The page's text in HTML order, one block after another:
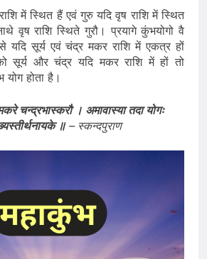
में स्थित हैं एवं गुरु यदि वृष राशि में स्थित
वृष राशि स्थिते गुरौ। प्रयागे कुंभयोगो वै
यदि सूर्य एवं चंद्र मकर राशि में एकत्र हों
सूर्य और चंद्र यदि मकर राशि में हों तो
योग होता है।
चन्द्रभास्करौ । अमावास्या तदा योगः
॥– स्कन्दपुराण